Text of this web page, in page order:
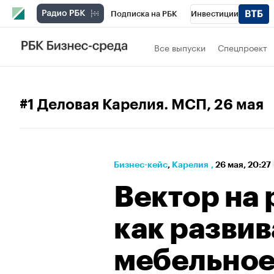
Подписка на РБК Инвестиции
РБК Вино Все выпуски Спецпроект
#1 Деловая Карелия. МСП , 26 мая
Бизнес-кейс⁠, Карелия , 26 мая, 20:27
Вектор
как